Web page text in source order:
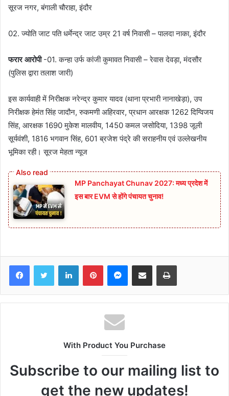
सूरज नगर, बंगाली चौराहा, इंदौर
02. ज्योति जाट पति धर्मेन्द्र जाट उम्र 21 वर्ष निवासी – पालदा नाका, इंदौर
फरार आरोपी-01. कन्हा उर्फ कांजी कुमावत निवासी – रेवास देवड़ा, मंदसौर
(पुलिस द्वारा तलाश जारी)
इस कार्यवाही में निरीक्षक नरेन्द्र कुमार यादव (थाना प्रभारी नानाखेड़ा), उप
निरीक्षक हेमंत सिंह जादौन, रुकमणी अहिरवार, प्रधान आरक्षक 1262 दिग्विजय
सिंह, आरक्षक 1690 मुकेश मालवीय, 1450 कमल जसोदिया, 1398 जूली
सूर्यवंशी, 1816 भगवान सिंह, 601 ब्रजेश पंद्रे की सराहनीय एवं उल्लेखनीय
भूमिका रही। सूरज मेहता न्यूज
MP Panchayat Chunav 2027: मध्य प्रदेश में
इस बार EVM से होंगे पंचायत चुनाव!
FacebookTwitter LinkedInPinterestMessenger
Share via Email Print
With Product You Purchase
Subscribe to our mailing list to
get the new updates!